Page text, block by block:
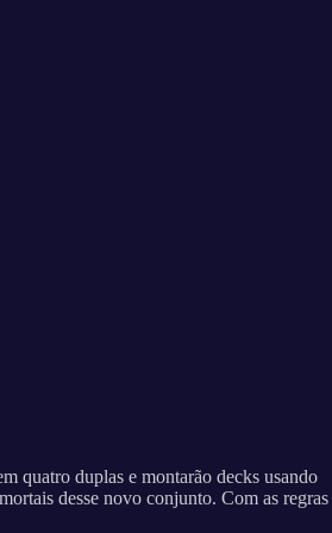
quatro duplas e montarão decks usando
desse novo conjunto. Com as regras